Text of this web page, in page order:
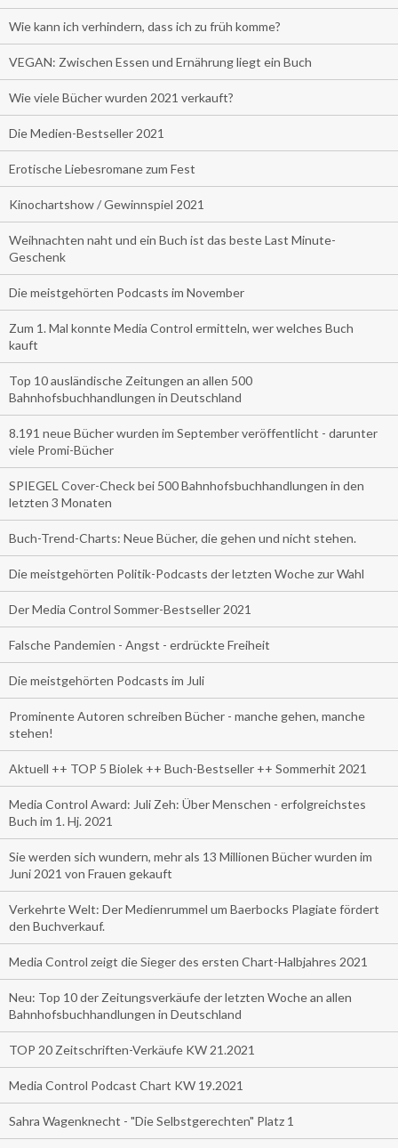
Wie kann ich verhindern, dass ich zu früh komme?
VEGAN: Zwischen Essen und Ernährung liegt ein Buch
Wie viele Bücher wurden 2021 verkauft?
Die Medien-Bestseller 2021
Erotische Liebesromane zum Fest
Kinochartshow / Gewinnspiel 2021
Weihnachten naht und ein Buch ist das beste Last Minute-
Geschenk
Die meistgehörten Podcasts im November
Zum 1. Mal konnte Media Control ermitteln, wer welches Buch
kauft
Top 10 ausländische Zeitungen an allen 500
Bahnhofsbuchhandlungen in Deutschland
8.191 neue Bücher wurden im September veröffentlicht - darunter
viele Promi-Bücher
SPIEGEL Cover-Check bei 500 Bahnhofsbuchhandlungen in den
letzten 3 Monaten
Buch-Trend-Charts: Neue Bücher, die gehen und nicht stehen.
Die meistgehörten Politik-Podcasts der letzten Woche zur Wahl
Der Media Control Sommer-Bestseller 2021
Falsche Pandemien - Angst - erdrückte Freiheit
Die meistgehörten Podcasts im Juli
Prominente Autoren schreiben Bücher - manche gehen, manche
stehen!
Aktuell ++ TOP 5 Biolek ++ Buch-Bestseller ++ Sommerhit 2021
Media Control Award: Juli Zeh: Über Menschen - erfolgreichstes
Buch im 1. Hj. 2021
Sie werden sich wundern, mehr als 13 Millionen Bücher wurden im
Juni 2021 von Frauen gekauft
Verkehrte Welt: Der Medienrummel um Baerbocks Plagiate fördert
den Buchverkauf.
Media Control zeigt die Sieger des ersten Chart-Halbjahres 2021
Neu: Top 10 der Zeitungsverkäufe der letzten Woche an allen
Bahnhofsbuchhandlungen in Deutschland
TOP 20 Zeitschriften-Verkäufe KW 21.2021
Media Control Podcast Chart KW 19.2021
Sahra Wagenknecht - "Die Selbstgerechten" Platz 1